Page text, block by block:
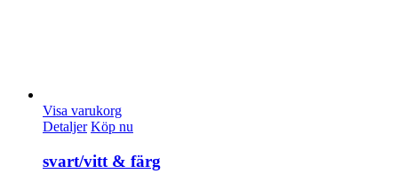
Visa varukorg
Detaljer Köp nu
svart/vitt & färg